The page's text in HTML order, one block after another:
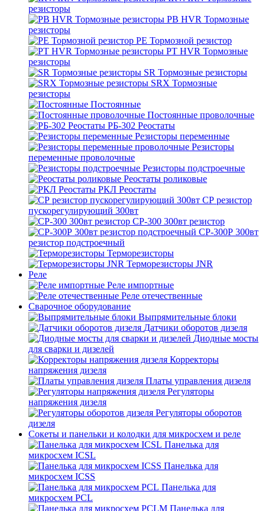
резисторы
PB HVR Тормозные
резисторы
PE Тормозной резистор
PT HVR Тормозные
резисторы
SR Тормозные резисторы
SRX Тормозные
резисторы
Постоянные
Постоянные проволочные
РБ-302 Реостаты
Резисторы переменные
Резисторы
переменные проволочные
Резисторы подстроечные
Реостаты роликовые
РКЛ Реостаты
СР резистор
пускорегулирующий 300вт
СР-300 300вт резистор
СР-300Р 300вт
резистор подстроечный
Терморезисторы
Терморезисторы JNR
Реле
Реле импортные
Реле отечественные
Сварочное оборудование
Выпрямительные блоки
Датчики оборотов дизеля
Диодные мосты
для сварки и дизелей
Корректоры
напряжения дизеля
Платы управления дизеля
Регуляторы
напряжения дизеля
Регуляторы оборотов
дизеля
Сокеты и панельки и колодки для микросхем и реле
Панелька для
микросхем ICSL
Панелька для
микросхем ICSS
Панелька для
микросхем PCL
Панелька для